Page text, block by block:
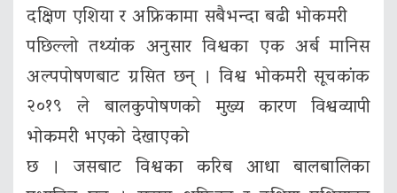
दक्षिण एशिया र अफ्रिकामा सबैभन्दा बढी भोकमरी
पछिल्लो तथ्यांक अनुसार विश्वका एक अर्ब मानिस
अल्पपोषणबाट ग्रसित छन् । विश्व भोकमरी सूचकांक
२०१९ ले बालकुपोषणको मुख्य कारण विश्वव्यापी
भोकमरी भएको देखाएको
छ । जसबाट विश्वका करिब आधा बालबालिका